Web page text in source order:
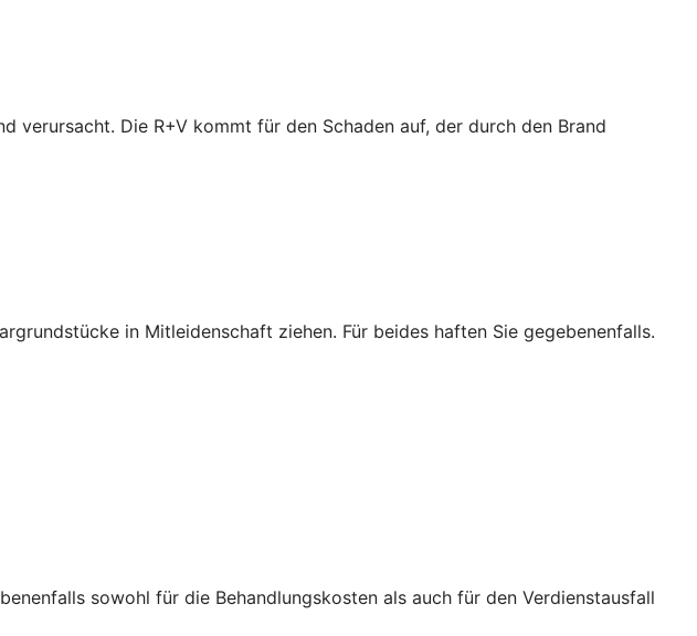
verursacht. Die R+V kommt für den Schaden auf, der durch den Brand
in Mitleidenschaft ziehen. Für beides haften Sie gegebenenfalls.
sowohl für die Behandlungskosten als auch für den Verdienstausfall